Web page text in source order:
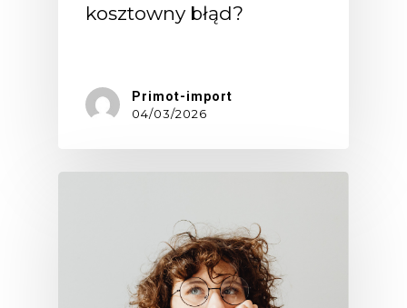
kosztowny błąd?
Primot-import
04/03/2026